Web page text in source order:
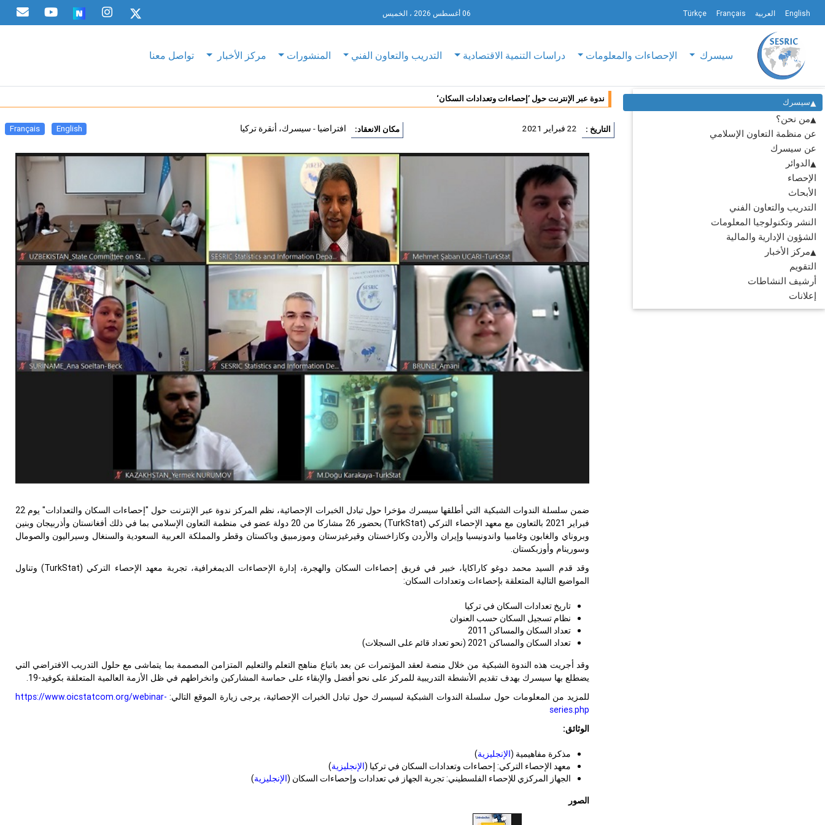
English العربية Français
Türkçe 06 أغسطس 2026 ، الخميس
سيسرك الإحصاءات والمعلومات دراسات التنمية الاقتصادية التدريب والتعاون الفني المنشورات مركز الأخبار تواصل معنا
سيسرك
من نحن؟
عن منظمة التعاون الإسلامي
عن سيسرك
الدوائر
الإحصاء
الأبحاث
التدريب والتعاون الفني
النشر وتكنولوجيا المعلومات
الشؤون الإدارية والمالية
مركز الأخبار
التقويم
أرشيف النشاطات
إعلانات
ندوة عبر الإنترنت حول ’إحصاءات وتعدادات السكان‘
التاريخ : 22 فبراير 2021 مكان الانعقاد: افتراضيا - سيسرك، أنقرة تركيا English
Français
ضمن سلسلة الندوات الشبكية التي أطلقها سيسرك مؤخرا حول تبادل الخبرات الإحصائية، نظم المركز ندوة عبر الإنترنت حول "إحصاءات السكان والتعدادات" يوم 22
فبراير 2021 بالتعاون مع معهد الإحصاء التركي (
TurkStat
) بحضور 26 مشاركا من 20 دولة عضو في منظمة التعاون الإسلامي بما في ذلك أفغانستان وأذربيجان وبنين
وبروناي والغابون وغامبيا واندونيسيا وإيران والأردن وكازاخستان وقيرغيزستان وموزمبيق وباكستان وقطر والمملكة العربية السعودية والسنغال وسيراليون والصومال
وسورينام وأوزبكستان.
وقد قدم السيد محمد دوغو كاراكايا، خبير في فريق إحصاءات السكان والهجرة، إدارة الإحصاءات الديمغرافية، تجربة معهد الإحصاء التركي (TurkStat) وتناول
المواضيع التالية المتعلقة بإحصاءات وتعدادات السكان:
تاريخ تعدادات السكان في تركيا
نظام تسجيل السكان حسب العنوان
تعداد السكان والمساكن 2011
تعداد السكان والمساكن 2021 (نحو تعداد قائم على السجلات)
وقد أجريت هذه الندوة الشبكية من خلال منصة لعقد المؤتمرات عن بعد باتباع مناهج التعلم والتعليم المتزامن المصممة بما يتماشى مع حلول التدريب الافتراضي التي
يضطلع بها سيسرك بهدف تقديم الأنشطة التدريبية للمركز على نحو أفضل والإبقاء على حماسة المشاركين وانخراطهم في ظل الأزمة العالمية المتعلقة بكوفيد-19.
للمزيد من المعلومات حول سلسلة الندوات الشبكية لسيسرك حول تبادل الخبرات الإحصائية، يرجى زيارة الموقع التالي: https://www.oicstatcom.org/webinar-
series.php
الوثائق:
مذكرة مفاهيمية (الإنجليزية)
معهد الإحصاء التركي: إحصاءات وتعدادات السكان في تركيا (الإنجليزية)
الجهاز المركزي للإحصاء الفلسطيني: تجربة الجهاز في تعدادات وإحصاءات السكان (الإنجليزية)
الصور